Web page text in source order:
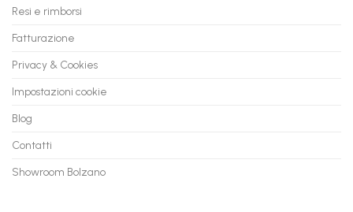
Resi e rimborsi
Fatturazione
Privacy & Cookies
Impostazioni cookie
Blog
Contatti
Showroom Bolzano